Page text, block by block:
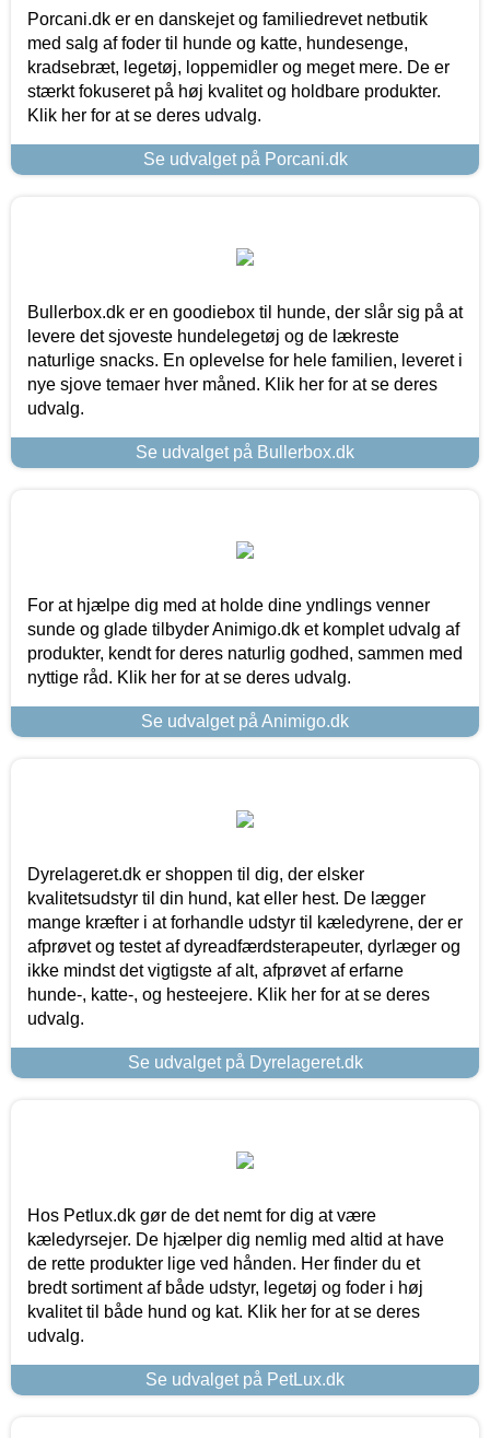
Porcani.dk er en danskejet og familiedrevet netbutik
med salg af foder til hunde og katte, hundesenge,
kradsebræt, legetøj, loppemidler og meget mere. De er
stærkt fokuseret på høj kvalitet og holdbare produkter.
Klik her for at se deres udvalg.
Se udvalget på Porcani.dk
Bullerbox.dk er en goodiebox til hunde, der slår sig på at
levere det sjoveste hundelegetøj og de lækreste
naturlige snacks. En oplevelse for hele familien, leveret i
nye sjove temaer hver måned. Klik her for at se deres
udvalg.
Se udvalget på Bullerbox.dk
For at hjælpe dig med at holde dine yndlings venner
sunde og glade tilbyder Animigo.dk et komplet udvalg af
produkter, kendt for deres naturlig godhed, sammen med
nyttige råd. Klik her for at se deres udvalg.
Se udvalget på Animigo.dk
Dyrelageret.dk er shoppen til dig, der elsker
kvalitetsudstyr til din hund, kat eller hest. De lægger
mange kræfter i at forhandle udstyr til kæledyrene, der er
afprøvet og testet af dyreadfærdsterapeuter, dyrlæger og
ikke mindst det vigtigste af alt, afprøvet af erfarne
hunde-, katte-, og hesteejere. Klik her for at se deres
udvalg.
Se udvalget på Dyrelageret.dk
Hos Petlux.dk gør de det nemt for dig at være
kæledyrsejer. De hjælper dig nemlig med altid at have
de rette produkter lige ved hånden. Her finder du et
bredt sortiment af både udstyr, legetøj og foder i høj
kvalitet til både hund og kat. Klik her for at se deres
udvalg.
Se udvalget på PetLux.dk